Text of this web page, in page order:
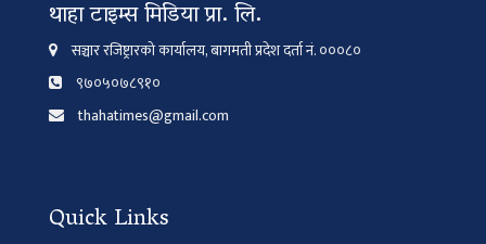
थाहा टाइम्स मिडिया प्रा. लि.
सञ्चार रजिष्ट्रारको कार्यालय, बागमती प्रदेश दर्ता नं. ०००८०
९७०५०७८९१०
thahatimes@gmail.com
Quick Links